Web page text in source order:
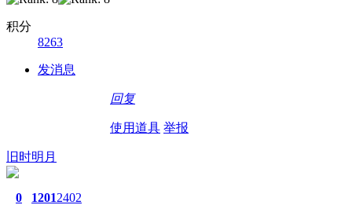
积分
8263
发消息
回复
使用道具 举报
旧时明月
0 12012402